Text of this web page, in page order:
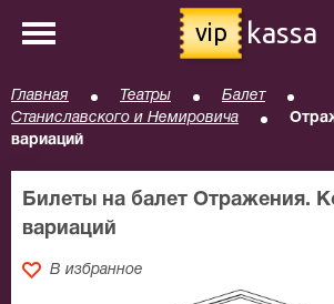
vip kassa
Главная Театры
Балет
Станиславского и Немировича
вариаций
Билеты на балет Отражения.
вариаций
В избранное